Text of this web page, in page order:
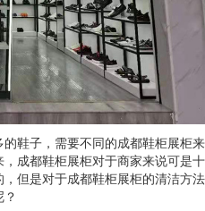
鞋子，需要不同的成都鞋柜展柜来
成都鞋柜展柜对于商家来说可是十
但是对于成都鞋柜展柜的清洁方法